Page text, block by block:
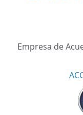
Empresa de